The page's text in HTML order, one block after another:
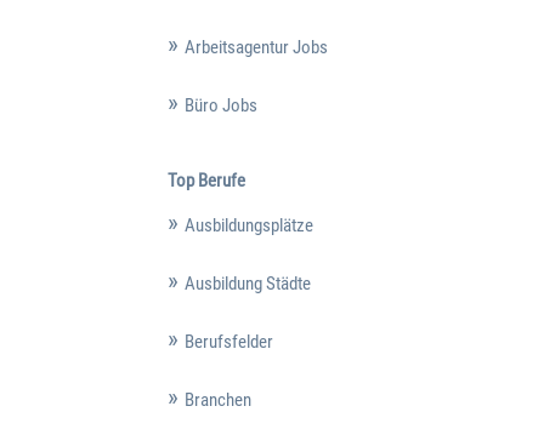
Arbeitsagentur Jobs
Büro Jobs
Top Berufe
Ausbildungsplätze
Ausbildung Städte
Berufsfelder
Branchen